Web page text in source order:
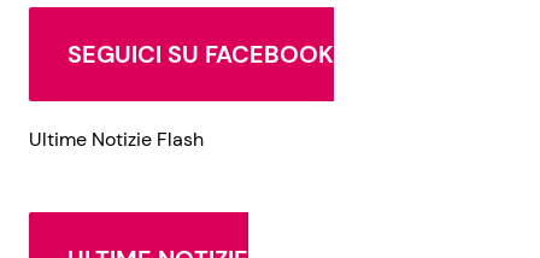
SEGUICI SU FACEBOOK
Ultime Notizie Flash